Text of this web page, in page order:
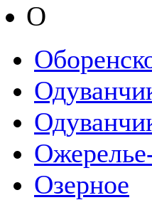
О
Озерное